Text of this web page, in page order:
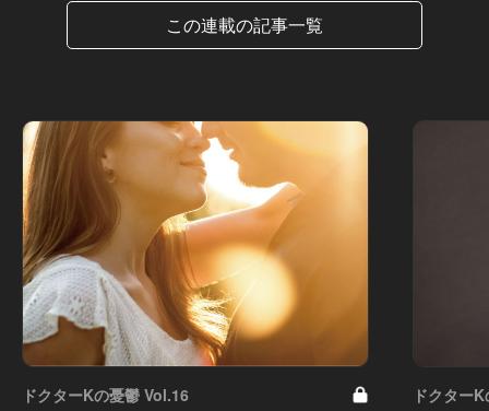
この連載の記事一覧
ドクターKの憂鬱 Vol.16 ドクター